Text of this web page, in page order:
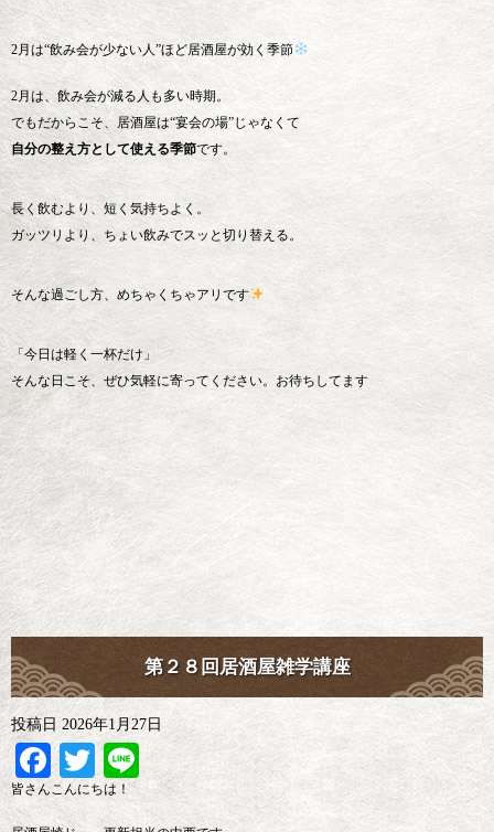
2月は“飲み会が少ない人”ほど居酒屋が効く季節
2月は、飲み会が減る人も多い時期。
でもだからこそ、居酒屋は“宴会の場”じゃなくて
自分の整え方として使える季節です。
長く飲むより、短く気持ちよく。
ガッツリより、ちょい飲みでスッと切り替える。
そんな過ごし方、めちゃくちゃアリです
「今日は軽く一杯だけ」
そんな日こそ、ぜひ気軽に寄ってください。お待ちしてます
第２８回居酒屋雑学講座
投稿日 2026年1月27日
Facebook
Twitter
Line
皆さんこんにちは！